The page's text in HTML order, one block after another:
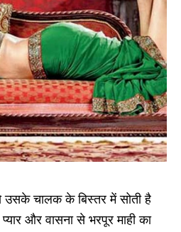
उसके चालक के बिस्तर में सोती है
और वासना से भरपूर माही का